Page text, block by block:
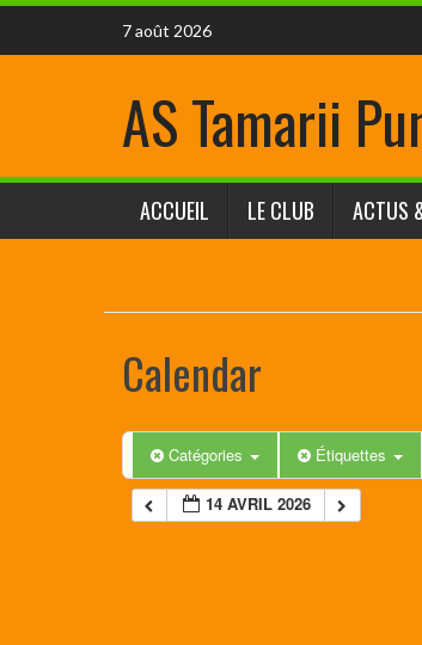
7 août 2026
AS Tamarii
ACCUEIL LE CLUB ACTUS
Calendar
Catégories Étiquettes
14 AVRIL 2026